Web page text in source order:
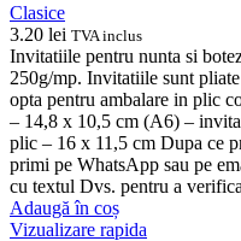
Clasice
3.20 lei TVA inclus
Invitatiile pentru nunta si
250g/mp. Invitatiile sunt
opta pentru ambalare in plic
– 14,8 x 10,5 cm (A6) –
plic – 16 x 11,5 cm Dupa ce
primi pe WhatsApp sau pe
cu textul Dvs. pentru a
Adaugă în coș
Vizualizare rapida